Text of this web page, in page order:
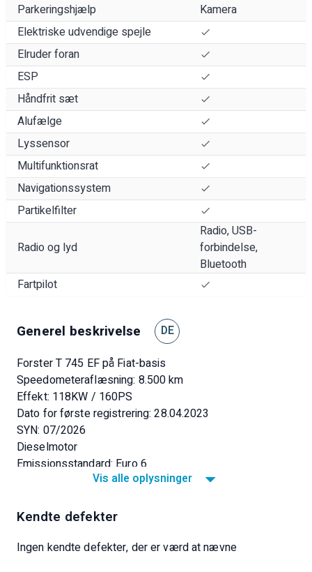
Parkeringshjælp
Kamera
Elektriske udvendige spejle
Elruder foran
ESP
Håndfrit sæt
Alufælge
Lyssensor
Multifunktionsrat
Navigationssystem
Partikelfilter
Radio og lyd
Radio, USB-
forbindelse,
Bluetooth
Fartpilot
Generel beskrivelse DE
Forster T 745 EF på Fiat-basis
Speedometeraflæsning: 8.500 km
Effekt: 118KW / 160PS
Dato for første registrering: 28.04.2023
SYN: 07/2026
Dieselmotor
Emissionsstandard: Euro 6
Antal tidligere ejere: 2
Bakkamera
Antal sæder: 4
Vis alle oplysninger
Kendte defekter
Ingen kendte defekter, der er værd at nævne